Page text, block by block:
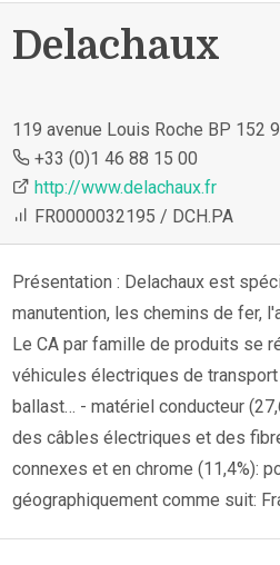
Delachaux
119 avenue Louis Roche BP 152
+33 (0)1 46 88 15 00
http://www.delachaux.fr
FR0000032195 / DCH.PA
Présentation : Delachaux est
manutention, les chemins de fer,
Le CA par famille de produits se
véhicules électriques de
ballast… - matériel conducteur
des câbles électriques et des
connexes et en chrome (11,4%):
géographiquement comme suit: